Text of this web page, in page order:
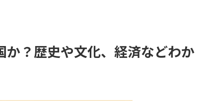
か？歴史や文化、経済などわか